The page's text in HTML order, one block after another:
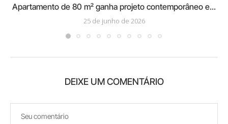
Apartamento de 80 m² ganha projeto contemporâneo e...
25 de junho de 2026
DEIXE UM COMENTÁRIO